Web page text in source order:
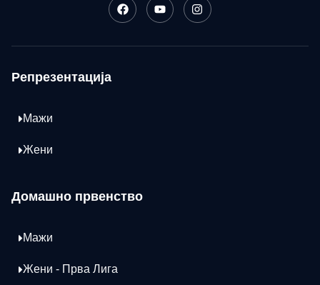
Репрезентација
Мажи
Жени
Домашно првенство
Мажи
Жени - Прва Лига